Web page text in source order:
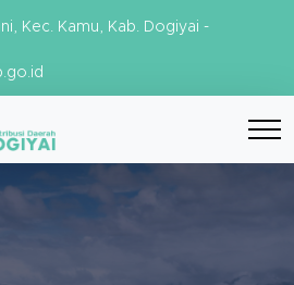
Kec. Kamu, Kab. Dogiyai -